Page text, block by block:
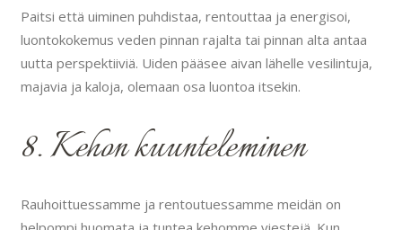
Paitsi että uiminen puhdistaa, rentouttaa ja energisoi,
luontokokemus veden pinnan rajalta tai pinnan alta antaa
uutta perspektiiviä. Uiden pääsee aivan lähelle vesilintuja,
majavia ja kaloja, olemaan osa luontoa itsekin.
8. Kehon kuunteleminen
Rauhoittuessamme ja rentoutuessamme meidän on